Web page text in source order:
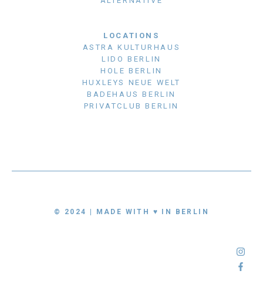
LOCATIONS
ASTRA KULTURHAUS
LIDO BERLIN
HOLE BERLIN
HUXLEYS NEUE WELT
BADEHAUS BERLIN
PRIVATCLUB BERLIN
© 2024 | MADE WITH ♥ IN BERLIN